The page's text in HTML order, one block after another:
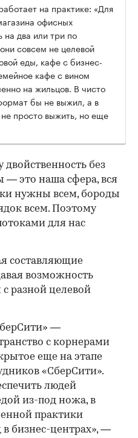
на практике: «Для
офисных
на два или три по
совсем не целевой
еды, кафе с бизнес-
кафе с вином
на жильцов. В чисто
бы не выжил, а в
просто выжить, но еще
двойственность без
это наша сфера, вся
нужны всем, бороды
всем. Поэтому
для нас
составляющие
возможность
разной целевой
—
с корнерами
еще на этапе
«СберСити».
людей
из-под ножа, в
практики
в бизнес-центрах», —